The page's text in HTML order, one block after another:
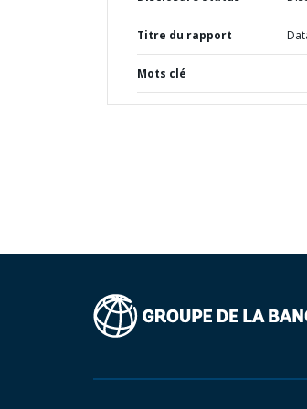
Titre du rapport
Mots clé